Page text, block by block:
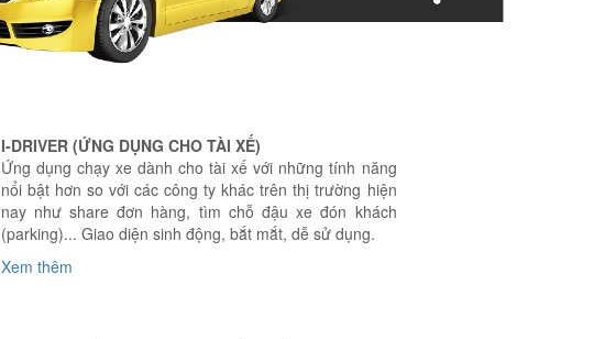
I-DRIVER (ỨNG DỤNG CHO TÀI XẾ)
Ứng dụng chạy xe dành cho tài xế với những tính năng
nổi bật hơn so với các công ty khác trên thị trường hiện
nay như share đơn hàng, tìm chỗ đậu xe đón khách
(parking)... Giao diện sinh động, bắt mắt, dễ sử dụng.
Xem thêm